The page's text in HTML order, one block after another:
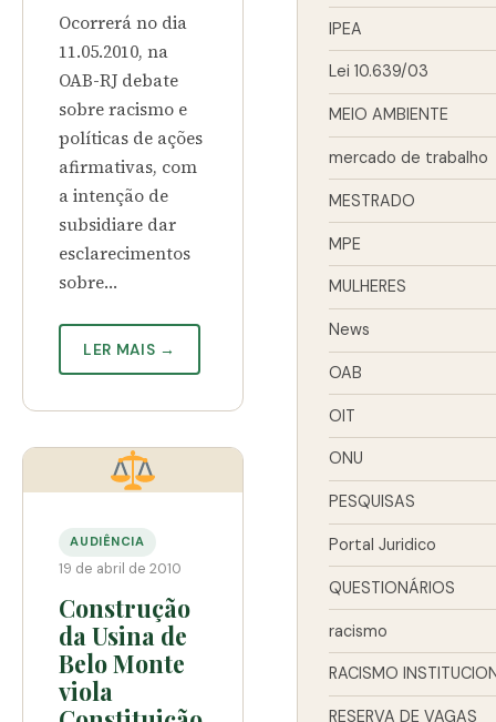
Ocorrerá no dia
11.05.2010, na
OAB-RJ debate
sobre racismo e
políticas de ações
afirmativas, com
a intenção de
subsidiare dar
esclarecimentos
sobre…
LER MAIS →
AUDIÊNCIA
19 de abril de 2010
Construção
da Usina de
Belo Monte
viola
IPEA
Lei 10.639/03
MEIO AMBIENTE
mercado de trabalho
MESTRADO
MPE
MULHERES
News
OAB
OIT
ONU
PESQUISAS
Portal Juridico
QUESTIONÁRIOS
racismo
RACISMO
RESERVA DE VAGAS